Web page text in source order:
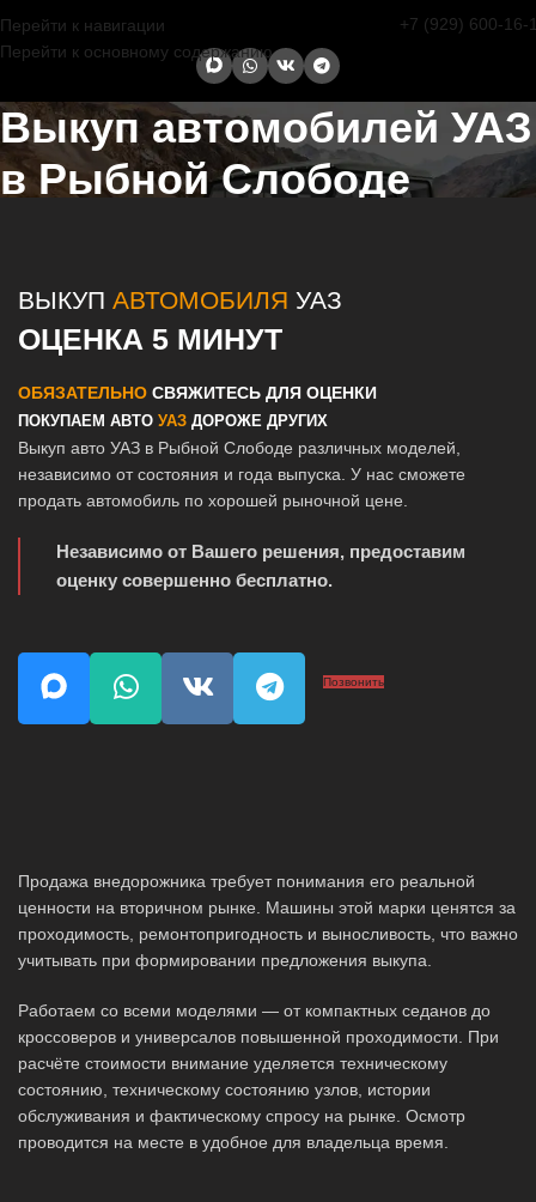
Перейти к навигации
Перейти к основному содержанию
+7 (929) 600-16-
Выкуп автомобилей УАЗ
в Рыбной Слободе
ВЫКУП АВТОМОБИЛЯ УАЗ
ОЦЕНКА 5 МИНУТ
ОБЯЗАТЕЛЬНО СВЯЖИТЕСЬ ДЛЯ ОЦЕНКИ
ПОКУПАЕМ АВТО УАЗ ДОРОЖЕ ДРУГИХ
Выкуп авто УАЗ в Рыбной Слободе различных моделей,
независимо от состояния и года выпуска. У нас сможете
продать автомобиль по хорошей рыночной цене.
Независимо от Вашего решения, предоставим
оценку совершенно бесплатно.
Позвонить
Продажа внедорожника требует понимания его реальной
ценности на вторичном рынке. Машины этой марки ценятся за
проходимость, ремонтопригодность и выносливость, что важно
учитывать при формировании предложения выкупа.
Работаем со всеми моделями — от компактных седанов до
кроссоверов и универсалов повышенной проходимости. При
расчёте стоимости внимание уделяется техническому
состоянию, техническому состоянию узлов, истории
обслуживания и фактическому спросу на рынке. Осмотр
проводится на месте в удобное для владельца время.